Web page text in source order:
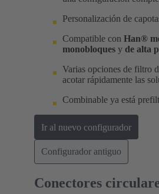
Personalización de
Compatible con Han®
monobloques y de alta
Varias opciones de filtro
acotar rápidamente las
Combinable ya está
Ir al nuevo configurador
Configurador antiguo
Conectores